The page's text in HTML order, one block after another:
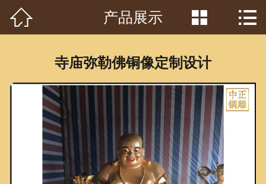
首页
产品中心
客户见证
常识问答
 产品展示  
寺庙弥勒佛铜像定制设计